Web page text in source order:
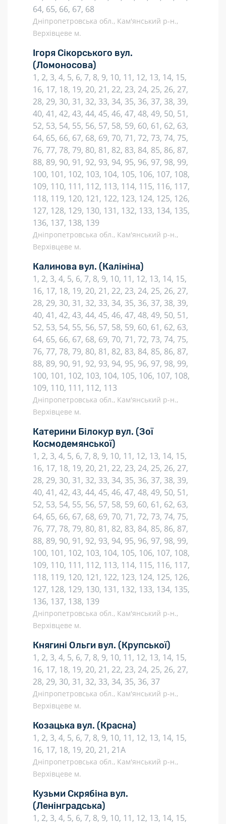
64, 65, 66, 67, 68
Дніпропетровська обл., Кам'янський р-н.,
Верхівцеве м.
Ігоря Сікорського вул.
(Ломоносова)
1, 2, 3, 4, 5, 6, 7, 8, 9, 10, 11, 12, 13, 14, 15,
16, 17, 18, 19, 20, 21, 22, 23, 24, 25, 26, 27,
28, 29, 30, 31, 32, 33, 34, 35, 36, 37, 38, 39,
40, 41, 42, 43, 44, 45, 46, 47, 48, 49, 50, 51,
52, 53, 54, 55, 56, 57, 58, 59, 60, 61, 62, 63,
64, 65, 66, 67, 68, 69, 70, 71, 72, 73, 74, 75,
76, 77, 78, 79, 80, 81, 82, 83, 84, 85, 86, 87,
88, 89, 90, 91, 92, 93, 94, 95, 96, 97, 98, 99,
100, 101, 102, 103, 104, 105, 106, 107, 108,
109, 110, 111, 112, 113, 114, 115, 116, 117,
118, 119, 120, 121, 122, 123, 124, 125, 126,
127, 128, 129, 130, 131, 132, 133, 134, 135,
136, 137, 138, 139
Дніпропетровська обл., Кам'янський р-н.,
Верхівцеве м.
Калинова вул. (Калініна)
1, 2, 3, 4, 5, 6, 7, 8, 9, 10, 11, 12, 13, 14, 15,
16, 17, 18, 19, 20, 21, 22, 23, 24, 25, 26, 27,
28, 29, 30, 31, 32, 33, 34, 35, 36, 37, 38, 39,
40, 41, 42, 43, 44, 45, 46, 47, 48, 49, 50, 51,
52, 53, 54, 55, 56, 57, 58, 59, 60, 61, 62, 63,
64, 65, 66, 67, 68, 69, 70, 71, 72, 73, 74, 75,
76, 77, 78, 79, 80, 81, 82, 83, 84, 85, 86, 87,
88, 89, 90, 91, 92, 93, 94, 95, 96, 97, 98, 99,
100, 101, 102, 103, 104, 105, 106, 107, 108,
109, 110, 111, 112, 113
Дніпропетровська обл., Кам'янський р-н.,
Верхівцеве м.
Катерини Білокур вул. (Зої
Космодемянської)
1, 2, 3, 4, 5, 6, 7, 8, 9, 10, 11, 12, 13, 14, 15,
16, 17, 18, 19, 20, 21, 22, 23, 24, 25, 26, 27,
28, 29, 30, 31, 32, 33, 34, 35, 36, 37, 38, 39,
40, 41, 42, 43, 44, 45, 46, 47, 48, 49, 50, 51,
52, 53, 54, 55, 56, 57, 58, 59, 60, 61, 62, 63,
64, 65, 66, 67, 68, 69, 70, 71, 72, 73, 74, 75,
76, 77, 78, 79, 80, 81, 82, 83, 84, 85, 86, 87,
88, 89, 90, 91, 92, 93, 94, 95, 96, 97, 98, 99,
100, 101, 102, 103, 104, 105, 106, 107, 108,
109, 110, 111, 112, 113, 114, 115, 116, 117,
118, 119, 120, 121, 122, 123, 124, 125, 126,
127, 128, 129, 130, 131, 132, 133, 134, 135,
136, 137, 138, 139
Дніпропетровська обл., Кам'янський р-н.,
Верхівцеве м.
Княгині Ольги вул. (Крупської)
1, 2, 3, 4, 5, 6, 7, 8, 9, 10, 11, 12, 13, 14, 15,
16, 17, 18, 19, 20, 21, 22, 23, 24, 25, 26, 27,
28, 29, 30, 31, 32, 33, 34, 35, 36, 37
Дніпропетровська обл., Кам'янський р-н.,
Верхівцеве м.
Козацька вул. (Красна)
1, 2, 3, 4, 5, 6, 7, 8, 9, 10, 11, 12, 13, 14, 15,
16, 17, 18, 19, 20, 21, 21А
Дніпропетровська обл., Кам'янський р-н.,
Верхівцеве м.
Кузьми Скрябіна вул.
(Ленінградська)
1, 2, 3, 4, 5, 6, 7, 8, 9, 10, 11, 12, 13, 14, 15,